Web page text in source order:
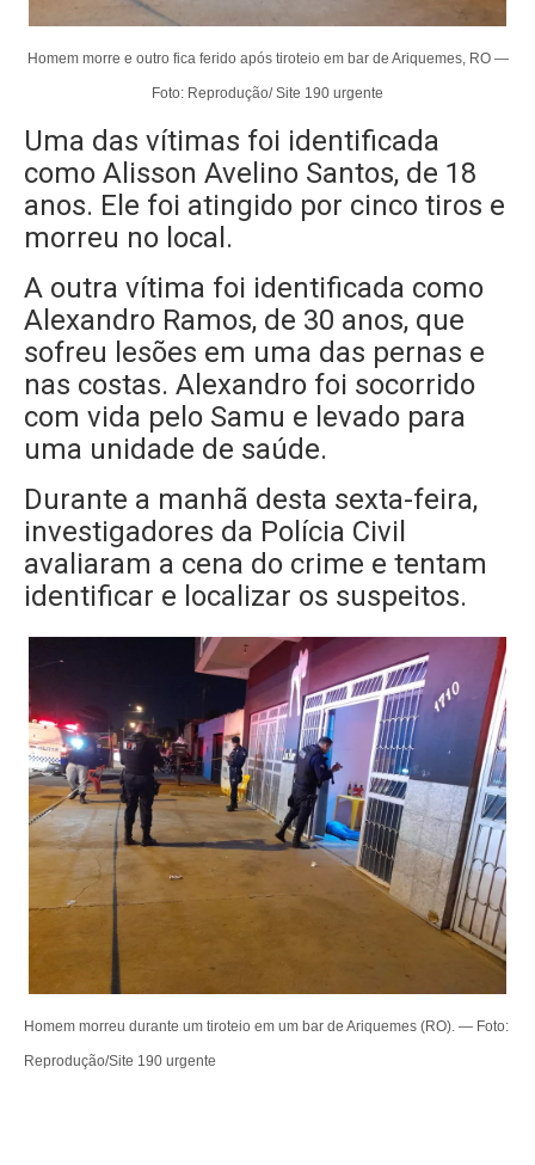
Homem morre e outro fica ferido após tiroteio em bar de Ariquemes, RO —
Foto: Reprodução/ Site 190 urgente
Uma das vítimas foi identificada
como Alisson Avelino Santos, de 18
anos. Ele foi atingido por cinco tiros e
morreu no local.
A outra vítima foi identificada como
Alexandro Ramos, de 30 anos, que
sofreu lesões em uma das pernas e
nas costas. Alexandro foi socorrido
com vida pelo Samu e levado para
uma unidade de saúde.
Durante a manhã desta sexta-feira,
investigadores da Polícia Civil
avaliaram a cena do crime e tentam
identificar e localizar os suspeitos.
Homem morreu durante um tiroteio em um bar de Ariquemes (RO). — Foto:
Reprodução/Site 190 urgente